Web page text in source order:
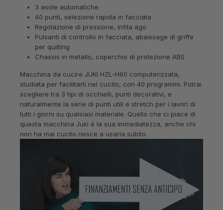
3 asole automatiche
40 punti, selezione rapida in facciata
Regolazione di pressione, infila ago
Pulsanti di controllo in facciata, abaissage di griffe
per quilting
Chassis in metallo, coperchio di protezione ABS
Macchina da cucire JUKI HZL-H60 computerizzata,
studiata per facilitarti nel cucito, con 40 programmi. Potrai
scegliere tra 3 tipi di occhielli, punti decorativi, e
naturalmente la serie di punti utili e stretch per i lavori di
tutti i giorni su qualsiasi materiale. Quello che ci piace di
questa macchina Juki è la sua immediatezza, anche chi
non ha mai cucito riesce a usarla subito.